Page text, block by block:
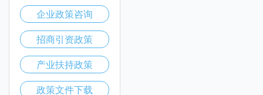
企业政策咨询
招商引资政策
产业扶持政策
政策文件下载